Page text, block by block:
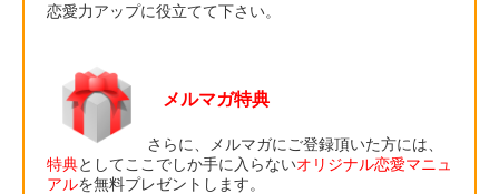
恋愛力アップに役立てて下さい。
メルマガ特典
さらに、メルマガにご登録頂いた方には、
特典としてここでしか手に入らないオリジナル恋愛マニュ
アルを無料プレゼントします。